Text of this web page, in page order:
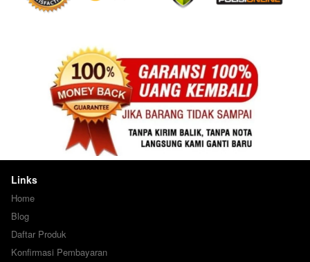
Links
Home
Blog
Daftar Produk
Konfirmasi Pembayaran